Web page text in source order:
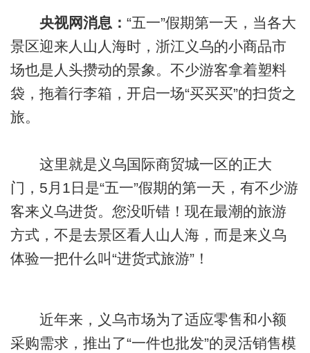
央视网消息： “五一”假期第一天，当各大
景区迎来人山人海时，浙江义乌的小商品市
场也是人头攒动的景象。不少游客拿着塑料
袋，拖着行李箱，开启一场“买买买”的扫货之
旅。
这里就是义乌国际商贸城一区的正大
门，5月1日是“五一”假期的第一天，有不少游
客来义乌进货。您没听错！现在最潮的旅游
方式，不是去景区看人山人海，而是来义乌
体验一把什么叫“进货式旅游”！
近年来，义乌市场为了适应零售和小额
采购需求，推出了“一件也批发”的灵活销售模